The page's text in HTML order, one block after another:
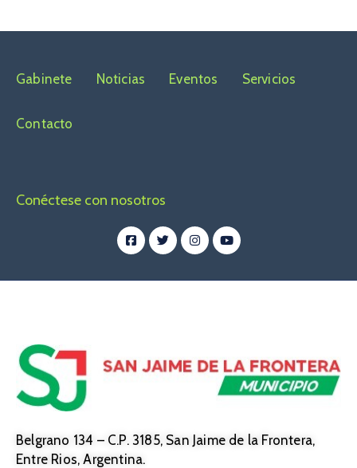
Gabinete Noticias Eventos Servicios
Contacto
Conéctese con nosotros
Belgrano 134 – C.P. 3185, San Jaime de la Frontera,
Entre Rios, Argentina.